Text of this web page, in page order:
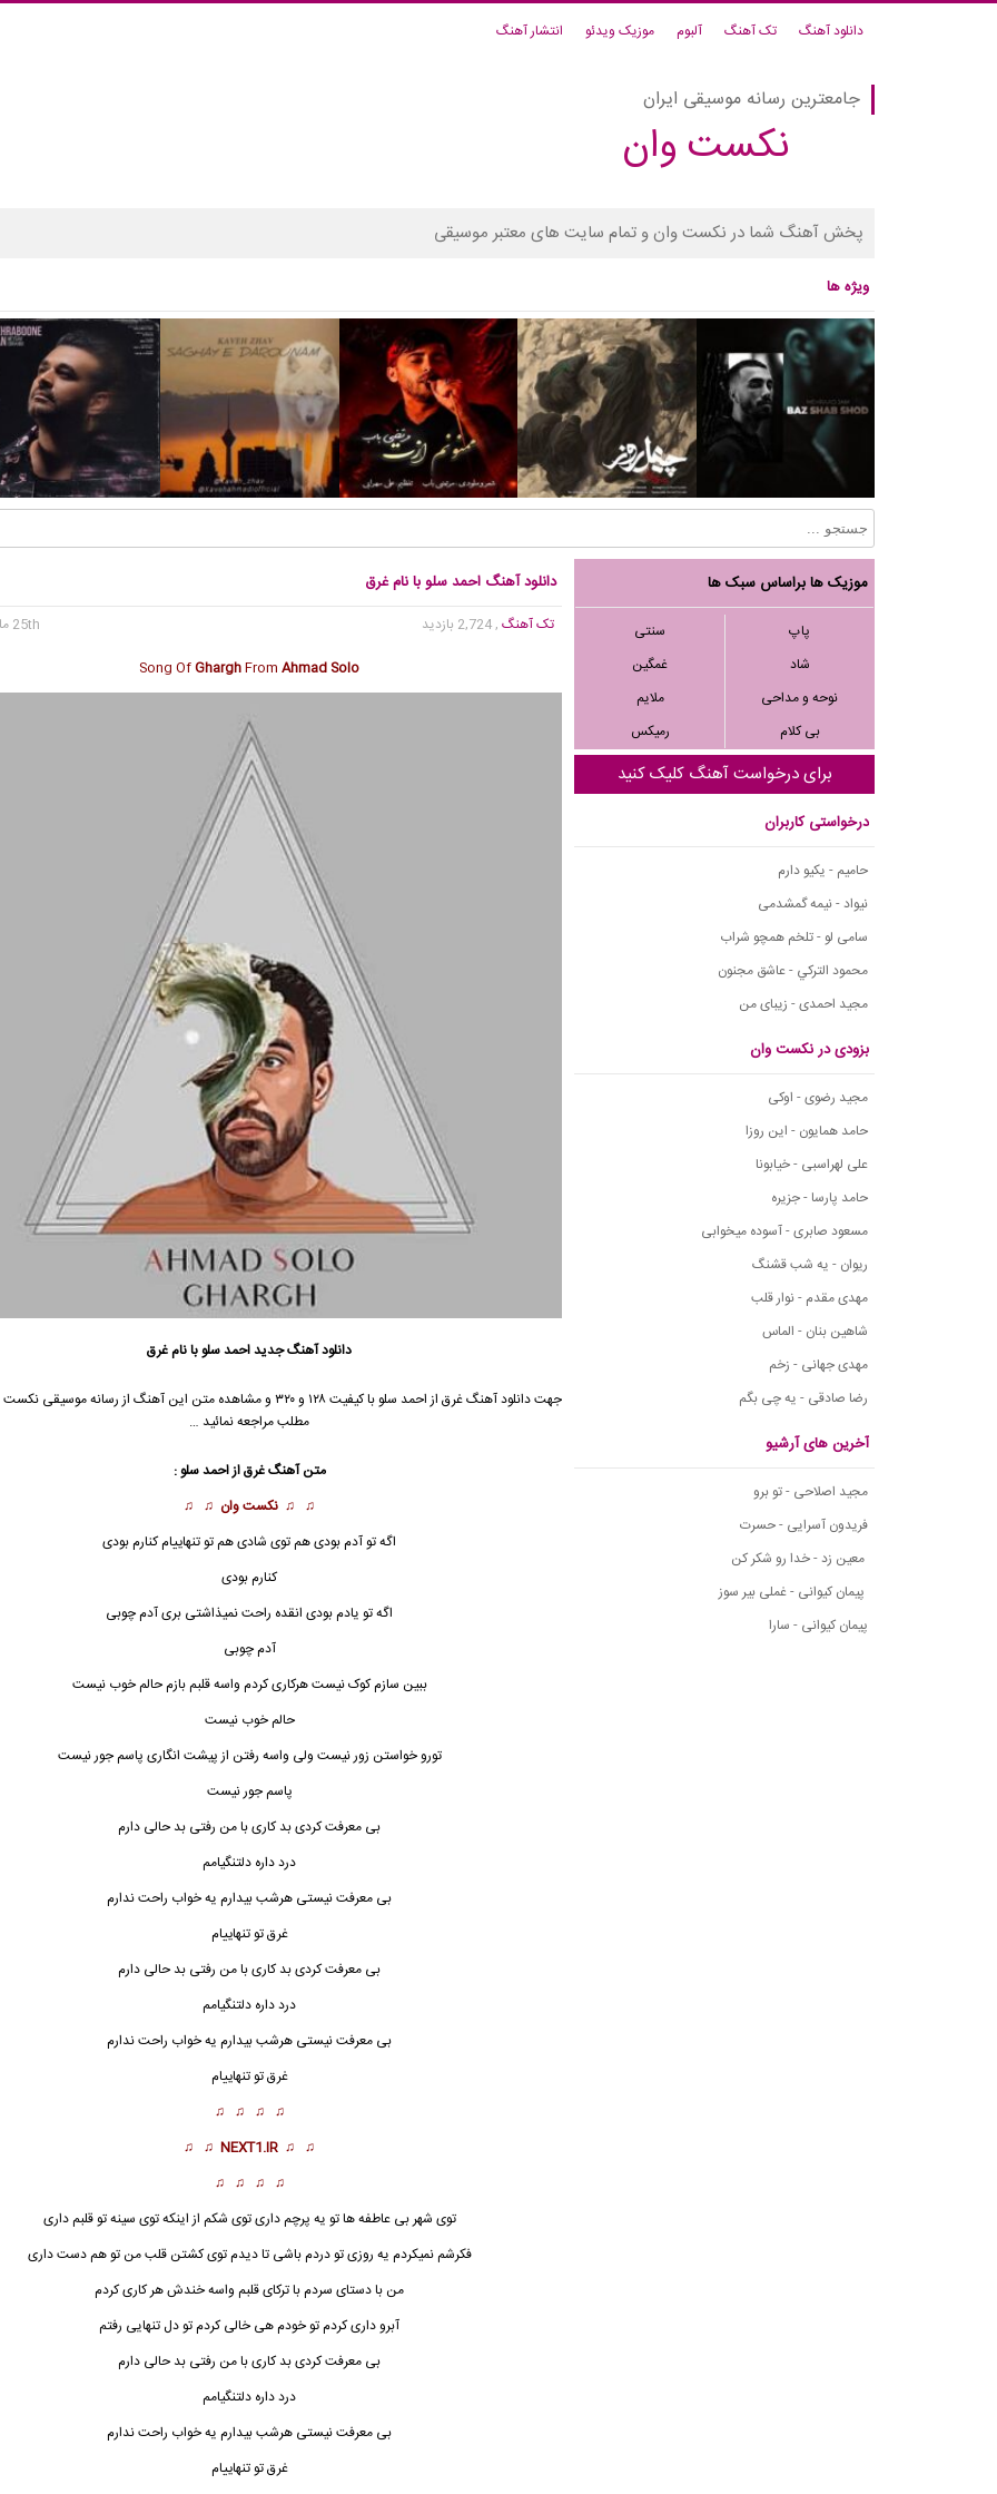
دانلود آهنگ تک آهنگ آلبوم موزیک ویدئو انتشار آهنگ
جامعترین رسانه موسیقی ایران
نکست وان
پخش آهنگ شما در نکست وان و تمام سایت های معتبر موسیقی
ویژه ها
موزیک ها براساس سبک ها
پاپ
سنتی
شاد
غمگین
نوحه و مداحی
ملایم
بی کلام
رمیکس
برای درخواست آهنگ کلیک کنید
درخواستی کاربران
حامیم - یکیو دارم
نیواد - نیمه گمشدمی
سامی لو - تلخم همچو شراب
محمود التركي - عاشق مجنون
مجید احمدی - زیبای من
بزودی در نکست وان
مجید رضوی - اوکی
حامد همایون - این روزا
علی لهراسبی - خیابونا
حامد پارسا - جزیره
مسعود صابری - آسوده میخوابی
ریوان - یه شب قشنگ
مهدی مقدم - نوار قلب
شاهین بنان - الماس
مهدی جهانی - زخم
رضا صادقی - یه چی بگم
آخرین های آرشیو
مجید اصلاحی - تو برو
فریدون آسرایی - حسرت
معین زد - خدا رو شکر کن
پیمان کیوانی - غملی بیر سوز
پیمان کیوانی - سارا
دانلود آهنگ احمد سلو با نام غرق
تک آهنگ, 2,724 بازدید
25th مارس 2022
Song OfGharghFromAhmad Solo
دانلود آهنگ جدیداحمد سلو با نام غرق
جهت دانلود آهنگ غرق از احمد سلو با کیفیت ۱۲۸ و ۳۲۰ و مشاهده متن این آهنگ از رسانه
مطلب مراجعه نمائید …
متن آهنگ غرق از احمد سلو :
♫ ♫ نکست وان ♫ ♫
اگه تو آدم بودی هم توی شادی هم تو تنهاییام کنارم بودی
کنارم بودی
اگه تو یادم بودی انقده راحت نمیذاشتی بری آدم چوبی
آدم چوبی
ببین سازم کوک نیست هرکاری کردم واسه قلبم بازم حالم خوب نیست
حالم خوب نیست
تورو خواستن زور نیست ولی واسه رفتن از پیشت انگاری پاسم جور نیست
پاسم جور نیست
بی معرفت کردی بد کاری با من رفتی بد حالی دارم
درد داره دلتنگیامم
بی معرفت نیستی هرشب بیدارم یه خواب راحت ندارم
غرقتو تنهاییام
بی معرفت کردی بد کاری با من رفتی بد حالی دارم
درد داره دلتنگیامم
بی معرفت نیستی هرشب بیدارم یه خواب راحت ندارم
غرق تو تنهاییام
♫ ♫ ♫ ♫
♫ ♫
NEXT1.IR
♫ ♫
♫ ♫ ♫ ♫
توی شهر بی عاطفه ها تو یه پرچم داری توی شکم از اینکه توی سینه تو قلبم داری
فکرشم نمیکردم یه روزی تو دردم باشی تا دیدم توی کشتن قلب من تو هم دست داری
من با دستای سردم با ترکای قلبم واسه خندش هر کاری کردم
آبرو داری کردم تو خودم هی خالی کردم تو دل تنهایی رفتم
بی معرفت کردی بد کاری با من رفتی بد حالی دارم
درد داره دلتنگیامم
بی معرفت نیستی هرشب بیدارم یه خواب راحت ندارم
غرقتو تنهاییام